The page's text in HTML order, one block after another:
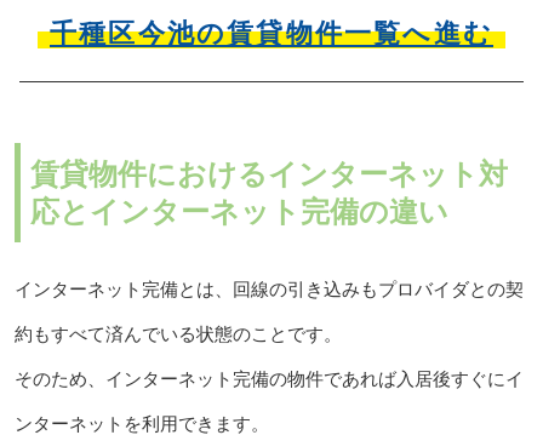
千種区今池の賃貸物件一覧へ進む
賃貸物件におけるインターネット対
応とインターネット完備の違い
インターネット完備とは、回線の引き込みもプロバイダとの契
約もすべて済んでいる状態のことです。
そのため、インターネット完備の物件であれば入居後すぐにイ
ンターネットを利用できます。